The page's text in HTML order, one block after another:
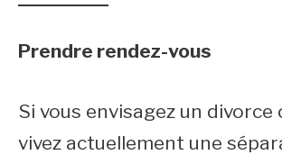
Prendre rendez-vous
Si vous envisagez un divorce
vivez actuellement une